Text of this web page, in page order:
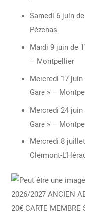
Samedi 6 juin
Pézenas
Mardi 9 juin de
– Montpellier
Mercredi 17 juin
Gare » –
Mercredi 24 juin
Gare » –
Mercredi 8
Clermont-